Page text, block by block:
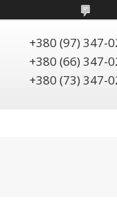
+380 (97) 347-
+380 (66) 347-
+380 (73) 347-